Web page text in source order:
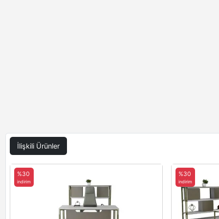
İlişkili Ürünler
%30
indirim
%30
indirim